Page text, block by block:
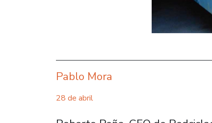
Pablo Mora
28 de abril